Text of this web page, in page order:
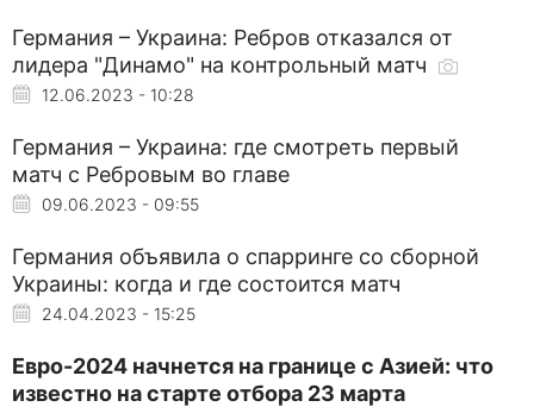
Германия – Украина: Ребров отказался от
лидера "Динамо" на контрольный матч
12.06.2023 - 10:28
Германия – Украина: где смотреть первый
матч с Ребровым во главе
09.06.2023 - 09:55
Германия объявила о спарринге со сборной
Украины: когда и где состоится матч
24.04.2023 - 15:25
Евро-2024 начнется на границе с Азией: что
известно на старте отбора 23 марта